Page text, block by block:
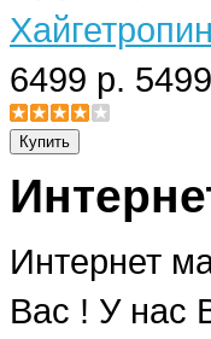
6499 р.
Интернет
Вас ! У нас